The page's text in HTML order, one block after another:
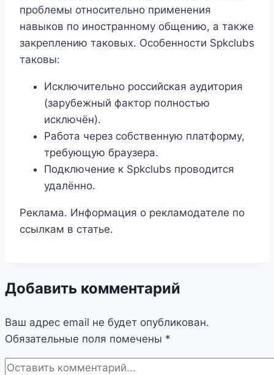
проблемы относительно применения
навыков по иностранному общению, а также
закреплению таковых. Особенности Spkclubs
таковы:
Исключительно российская аудитория
(зарубежный фактор полностью
исключён).
Работа через собственную платформу,
требующую браузера.
Подключение к Spkclubs проводится
удалённо.
Реклама. Информация о рекламодателе по
ссылкам в статье.
Добавить комментарий
Ваш адрес email не будет опубликован.
Обязательные поля помечены *